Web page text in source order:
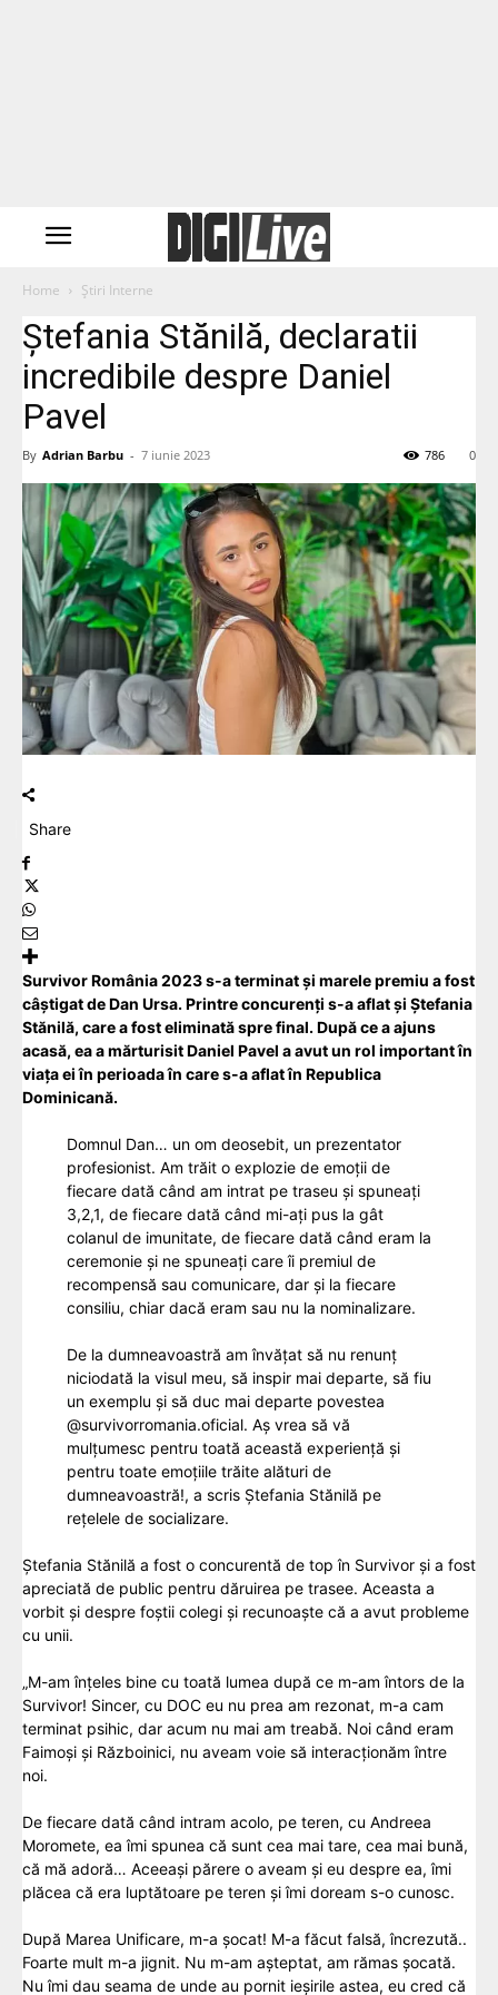
Home Știri Interne
Ștefania Stănilă, declaratii
incredibile despre Daniel
Pavel
By Adrian Barbu - 7 iunie 2023 0
786
Share
Survivor România 2023 s-a terminat și marele premiu a fost
câștigat de Dan Ursa. Printre concurenți s-a aflat și Ștefania
Stănilă, care a fost eliminată spre final. După ce a ajuns
acasă, ea a mărturisitDaniel Pavel a avut un rol important în
viața ei în perioada în care s-a aflat în Republica
Dominicană.
Domnul Dan… un om deosebit, un prezentator
profesionist. Am trăit o explozie de emoții de
fiecare dată când am intrat pe traseu și spuneați
3,2,1, de fiecare dată când mi-ați pus la gât
colanul de imunitate, de fiecare dată când eram la
ceremonie și ne spuneați care îi premiul de
recompensă sau comunicare, dar și la fiecare
consiliu, chiar dacă eram sau nu la nominalizare.
De la dumneavoastră am învățat să nu renunț
niciodată la visul meu, să inspir mai departe, să fiu
un exemplu și să duc mai departe povestea
@survivorromania.oficial. Aș vrea să vă
mulțumesc pentru toată această experiență și
pentru toate emoțiile trăite alături de
dumneavoastră!, a scris Ștefania Stănilă pe
rețelele de socializare.
Ștefania Stănilă a fost o concurentă de top în Survivor și a fost
apreciată de public pentru dăruirea pe trasee. Aceasta a
vorbit și despre foștii colegi și recunoaște că a avut probleme
cu unii.
„M-am înțeles bine cu toată lumea după ce m-am întors de la
Survivor! Sincer, cu DOC eu nu prea am rezonat, m-a cam
terminat psihic, dar acum nu mai am treabă. Noi când eram
Faimoși și Războinici, nu aveam voie să interacționăm între
noi.
De fiecare dată când intram acolo, pe teren, cu Andreea
Moromete, ea îmi spunea că sunt cea mai tare, cea mai bună,
că mă adoră… Aceeași părere o aveam și eu despre ea, îmi
plăcea că era luptătoare pe teren și îmi doream s-o cunosc.
După Marea Unificare, m-a șocat! M-a făcut falsă, încrezută..
Foarte mult m-a jignit. Nu m-am așteptat, am rămas șocată.
Nu îmi dau seama de unde au pornit ieșirile astea, eu cred că